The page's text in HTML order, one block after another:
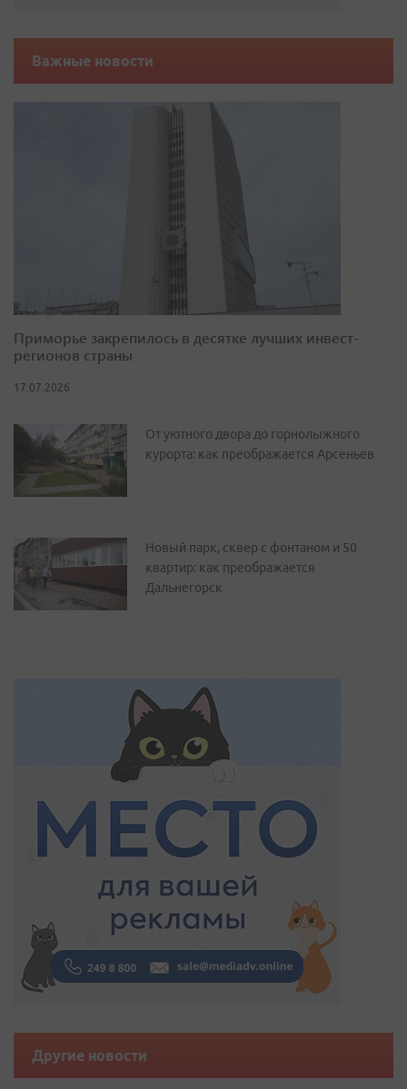
Важные новости
Приморье закрепилось в десятке лучших инвест-
регионов страны
17.07.2026
От уютного двора до горнолыжного
курорта: как преображается Арсеньев
Новый парк, сквер с фонтаном и 50
квартир: как преображается
Дальнегорск
Другие новости